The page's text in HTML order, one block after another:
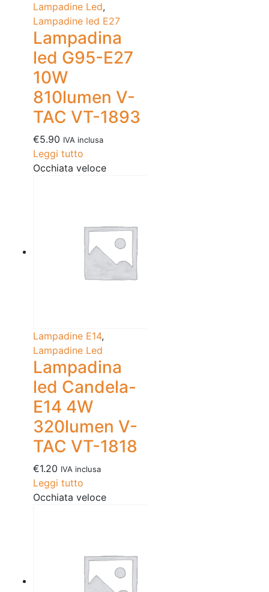
Lampadine Led,
Lampadine led E27
Lampadina
led G95-E27
10W
810lumen V-
TAC VT-1893
€5.90 IVA inclusa
Leggi tutto
Occhiata veloce
Lampadine E14,
Lampadine Led
Lampadina
led Candela-
E14 4W
320lumen V-
TAC VT-1818
€1.20 IVA inclusa
Leggi tutto
Occhiata veloce